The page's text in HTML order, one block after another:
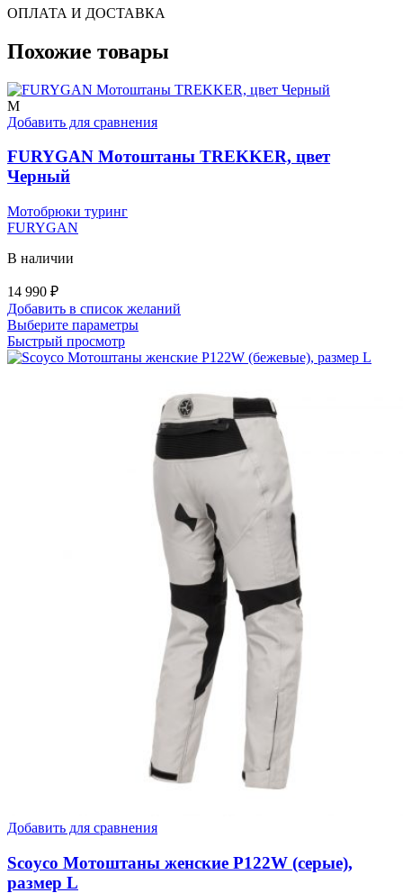
ОПЛАТА И ДОСТАВКА
Похожие товары
M
Добавить для сравнения
FURYGAN Мотоштаны TREKKER, цвет
Черный
Мотобрюки туринг
FURYGAN
В наличии
14 990 ₽
Добавить в список желаний
Выберите параметрыЭтот
имеет
Опции
можно
выбрать
Быстрый просмотр
Добавить для сравнения
Scoyco Мотоштаны женские P122W (серые),
размер L